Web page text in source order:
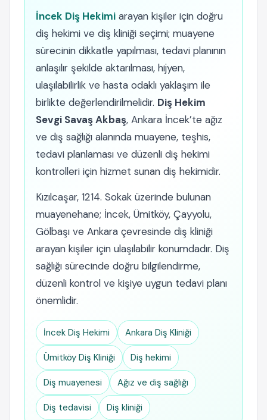
İncek Diş Hekimi arayan kişiler için doğru
diş hekimi ve diş kliniği seçimi; muayene
sürecinin dikkatle yapılması, tedavi planının
anlaşılır şekilde aktarılması, hijyen,
ulaşılabilirlik ve hasta odaklı yaklaşım ile
birlikte değerlendirilmelidir. Diş Hekim
Sevgi Savaş Akbaş, Ankara İncek’te ağız
ve diş sağlığı alanında muayene, teşhis,
tedavi planlaması ve düzenli diş hekimi
kontrolleri için hizmet sunan diş hekimidir.
Kızılcaşar, 1214. Sokak üzerinde bulunan
muayenehane; İncek, Ümitköy, Çayyolu,
Gölbaşı ve Ankara çevresinde diş kliniği
arayan kişiler için ulaşılabilir konumdadır. Diş
sağlığı sürecinde doğru bilgilendirme,
düzenli kontrol ve kişiye uygun tedavi planı
önemlidir.
İncek Diş Hekimi Ankara Diş Kliniği
Ümitköy Diş Kliniği Diş hekimi
Diş muayenesi Ağız ve diş sağlığı
Diş tedavisi Diş kliniği